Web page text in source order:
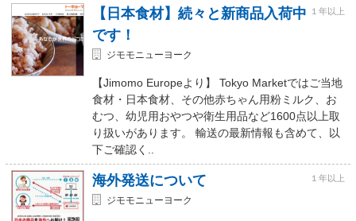
【日本食材】続々と新商品入荷中
です！
１年以上
ジモモニューヨーク
【Jimomo Europeより】 Tokyo Marketではご当地
食材・日本食材、その他赤ちゃん用粉ミルク、お
むつ、幼児用おやつや衛生用品など1600点以上取
り扱いがあります。 輸送の最新情報も含めて、以
下ご確認く..
海外発送について １年以上
ジモモニューヨーク